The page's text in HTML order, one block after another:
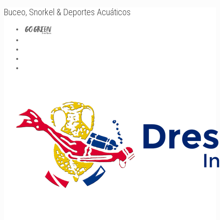
Buceo, Snorkel & Deportes Acuáticos